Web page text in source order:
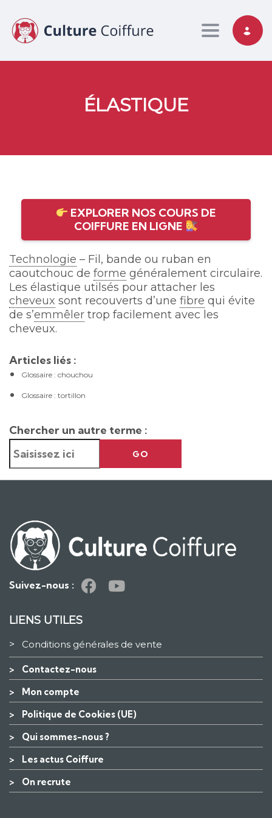
Toggle
ÉLASTIQUE
EXPLORER NOS COURS DE
COIFFURE EN LIGNE
Technologie – Fil, bande ou ruban en
caoutchouc de forme généralement circulaire.
Les élastique utilsés pour attacher les
cheveux sont recouverts d’une fibre qui évite
de s’emmêler trop facilement avec les
cheveux.
Articles liés :
Glossaire : chouchou
Glossaire : tortillon
Chercher un autre terme :
GO
Suivez-nous :
LIENS UTILES
> Conditions générales de vente
> Contactez-nous
> Mon compte
> Politique de Cookies (UE)
> Qui sommes-nous ?
> Les actus Coiffure
> On recrute